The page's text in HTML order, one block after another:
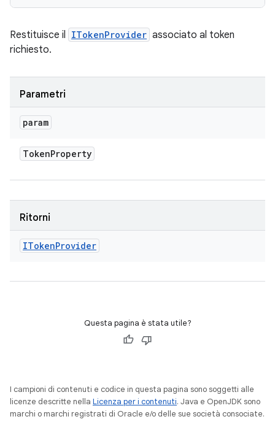
Restituisce il ITokenProvider associato al token
richiesto.
Parametri
param
TokenProperty
Ritorni
ITokenProvider
Questa pagina è stata utile?
I campioni di contenuti e codice in questa pagina sono soggetti alle
licenze descritte nella Licenza per i contenuti. Java e OpenJDK sono
marchi o marchi registrati di Oracle e/o delle sue società consociate.